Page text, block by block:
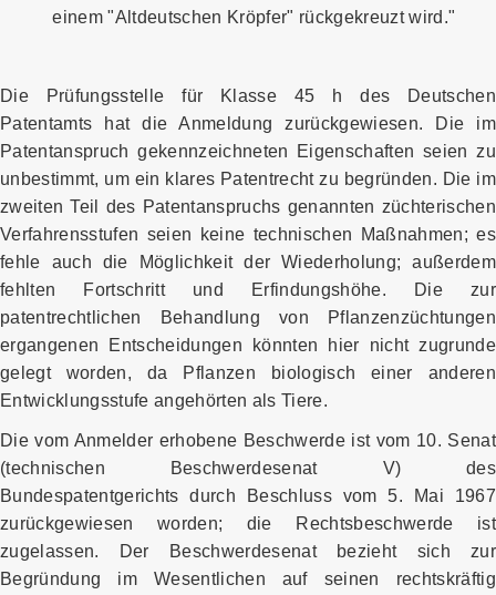
einem "Altdeutschen Kröpfer" rückgekreuzt wird."
Die Prüfungsstelle für Klasse 45 h des Deutschen
Patentamts hat die Anmeldung zurückgewiesen. Die im
Patentanspruch gekennzeichneten Eigenschaften seien zu
unbestimmt, um ein klares Patentrecht zu begründen. Die im
zweiten Teil des Patentanspruchs genannten züchterischen
Verfahrensstufen seien keine technischen Maßnahmen; es
fehle auch die Möglichkeit der Wiederholung; außerdem
fehlten Fortschritt und Erfindungshöhe. Die zur
patentrechtlichen Behandlung von Pflanzenzüchtungen
ergangenen Entscheidungen könnten hier nicht zugrunde
gelegt worden, da Pflanzen biologisch einer anderen
Entwicklungsstufe angehörten als Tiere.
Die vom Anmelder erhobene Beschwerde ist vom 10. Senat
(technischen Beschwerdesenat V) des
Bundespatentgerichts durch Beschluss vom 5. Mai 1967
zurückgewiesen worden; die Rechtsbeschwerde ist
zugelassen. Der Beschwerdesenat bezieht sich zur
Begründung im Wesentlichen auf seinen rechtskräftig